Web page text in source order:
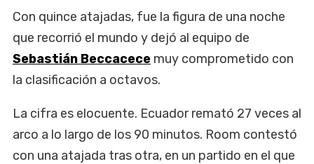
Con quince atajadas, fue la figura de una noche
que recorrió el mundo y dejó al equipo de
Sebastián Beccacece muy comprometido con
la clasificación a octavos.
La cifra es elocuente. Ecuador remató 27 veces al
arco a lo largo de los 90 minutos. Room contestó
con una atajada tras otra, en un partido en el que